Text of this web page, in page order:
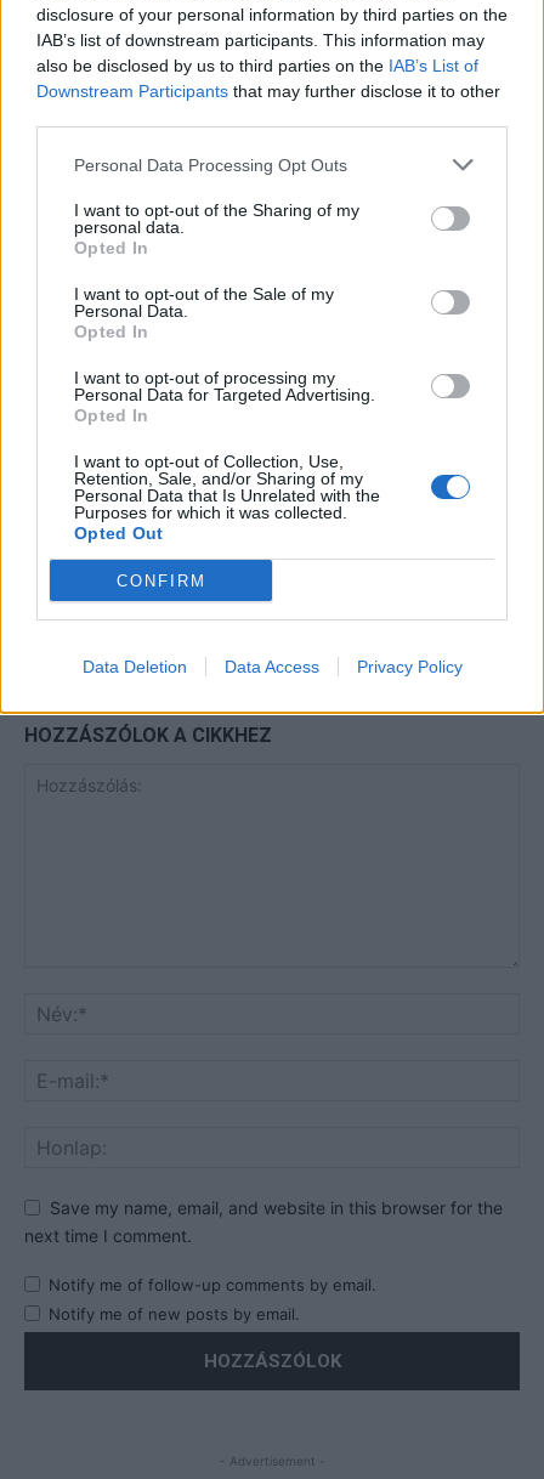
disclosure of your personal information by third parties on the
IAB’s list of downstream participants. This information may
also be disclosed by us to third parties on the IAB’s List of
Downstream Participants that may further disclose it to other
Personal Data Processing Opt Outs
I want to opt-out of the Sharing of my
personal data.
Opted In
I want to opt-out of the Sale of my
Personal Data.
Opted In
I want to opt-out of processing my
Personal Data for Targeted Advertising.
Opted In
I want to opt-out of Collection, Use,
Retention, Sale, and/or Sharing of my
Personal Data that Is Unrelated with the
Purposes for which it was collected.
Opted Out
CONFIRM
Data Deletion Data Access Privacy Policy
Oktatás és nevelés területén dolgozom, de minden
szabadidőmben írok. Szeretek belesni a hétköznapok függönye
mögé és közben keresem az embert, a nőt a jól legyártott álarcok
mögött. Néha meséket is írok, de gyakrabban novellákat,
cikkeket és apró vicces történeteket.
KAPCSOLÓDÓ CIKKEK TÖBB A SZERZŐTŐL
Pedig szóltam… – Miért nem hiszünk a
A világ legismertebb ruhái
HOZZÁSZÓLOK A CIKKHEZ
Save my name, email, and website in this browser for the
next time I comment.
Notify me of follow-up comments by email.
Notify me of new posts by email.
- Advertisement -